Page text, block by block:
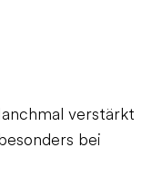
verstärkt
bei